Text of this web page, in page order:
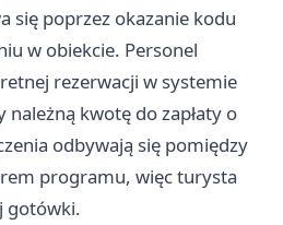
się poprzez okazanie kodu
w obiekcie. Personel
rezerwacji w systemie
kwotę do zapłaty o
odbywają się pomiędzy
programu, więc turysta
gotówki.